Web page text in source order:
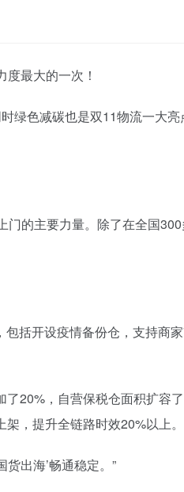
度最大的一次！
绿色减碳也是双11物流一大
的主要力量。除了在全国
括开设疫情备份仓，支持商
20%，自营保税仓面积扩容
，提升全链路时效20%以上。
出海’畅通稳定。”